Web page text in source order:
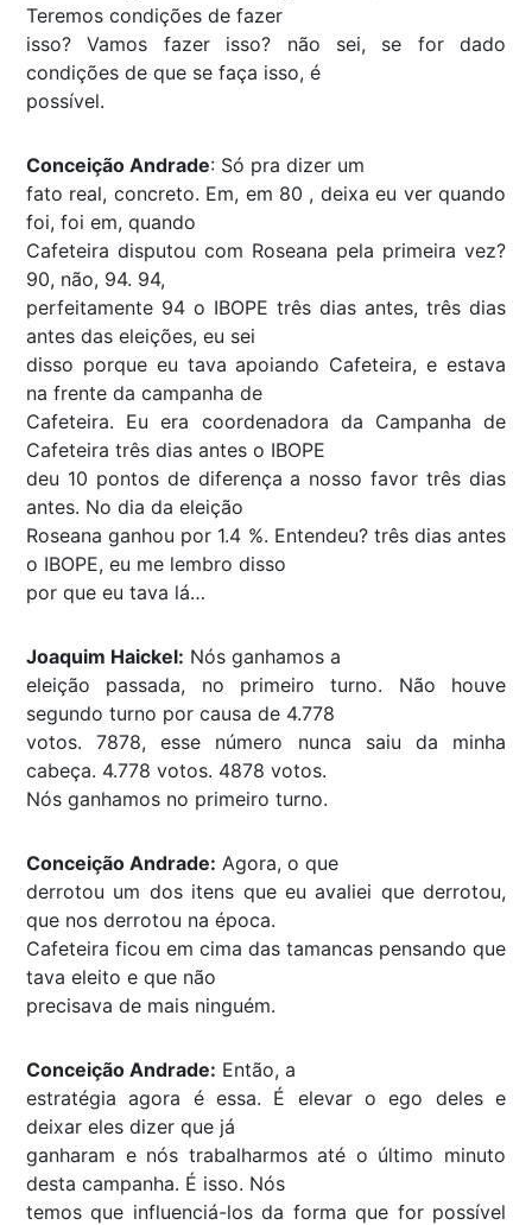
Teremos condições de fazer
isso? Vamos fazer isso? não sei, se for dado
condições de que se faça isso, é
possível.
Conceição Andrade: Só pra dizer um
fato real, concreto. Em, em 80 , deixa eu ver quando
foi, foi em, quando
Cafeteira disputou com Roseana pela primeira vez?
90, não, 94. 94,
perfeitamente 94 o IBOPE três dias antes, três dias
antes das eleições, eu sei
disso porque eu tava apoiando Cafeteira, e estava
na frente da campanha de
Cafeteira. Eu era coordenadora da Campanha de
Cafeteira três dias antes o IBOPE
deu 10 pontos de diferença a nosso favor três dias
antes. No dia da eleição
Roseana ganhou por 1.4 %. Entendeu? três dias antes
o IBOPE, eu me lembro disso
por que eu tava lá…
Joaquim Haickel: Nós ganhamos a
eleição passada, no primeiro turno. Não houve
segundo turno por causa de 4.778
votos. 7878, esse número nunca saiu da minha
cabeça. 4.778 votos. 4878 votos.
Nós ganhamos no primeiro turno.
Conceição Andrade: Agora, o que
derrotou um dos itens que eu avaliei que derrotou,
que nos derrotou na época.
Cafeteira ficou em cima das tamancas pensando que
tava eleito e que não
precisava de mais ninguém.
Conceição Andrade: Então, a
estratégia agora é essa. É elevar o ego deles e
deixar eles dizer que já
ganharam e nós trabalharmos até o último minuto
desta campanha. É isso. Nós
temos que influenciá-los da forma que for possível